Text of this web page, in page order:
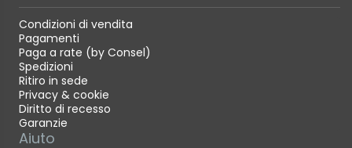
Condizioni di vendita
Pagamenti
Paga a rate (by Consel)
Spedizioni
Ritiro in sede
Privacy & cookie
Diritto di recesso
Garanzie
Aiuto